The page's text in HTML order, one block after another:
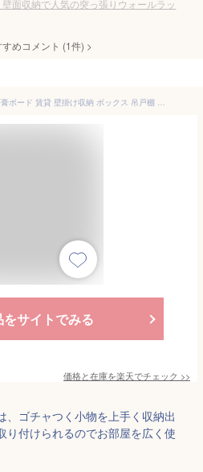
面収納で人気の突っ張りウォールラッ
めコメント (1件) >
ウォールシェルフ 扉付き 石膏ボード 賃貸 壁掛け収納 ボックス 吊戸棚 キッチン 壁掛け 棚 洗面所 吊り戸棚 収納棚 ウォールラック ウォールキャビネット トイレ 壁面収納 壁掛け棚 北欧 ラック 扉 本棚 木製 賃貸OK ピン 収納 ウォールラックシェルフ 壁に付ける 約幅90cm
をサイトでみる
価格と在庫を楽天でチェック >>
、ゴチャつく小物を上手く収納出
り付けられるのでお部屋を広く使